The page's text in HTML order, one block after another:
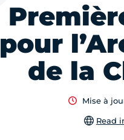
pour
de la
Mise à
Read